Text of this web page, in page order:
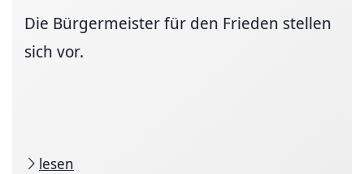
Die Bürgermeister für den Frieden stellen
sich vor.
lesen